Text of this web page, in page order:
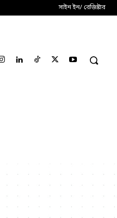
সাইন ইন/ রেজিষ্টার